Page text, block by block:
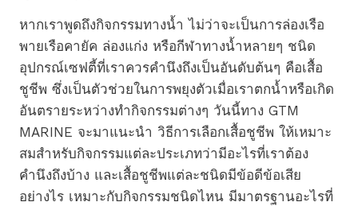
หากเราพูดถึงกิจกรรมทางน้ำ ไม่ว่าจะเป็นการล่องเรือ
พายเรือคายัค ล่องแก่ง หรือกีฬาทางน้ำหลายๆ ชนิด
อุปกรณ์เซฟตี้ที่เราควรคำนึงถึงเป็นอันดับต้นๆ คือเสื้อ
ชูชีพ ซึ่งเป็นตัวช่วยในการพยุงตัวเมื่อเราตกน้ำหรือเกิด
อันตรายระหว่างทำกิจกรรมต่างๆ วันนี้ทาง GTM
MARINE จะมาแนะนำ วิธีการเลือกเสื้อชูชีพ ให้เหมาะ
สมสำหรับกิจกรรมแต่ละประเภทว่ามีอะไรที่เราต้อง
คำนึงถึงบ้าง และเสื้อชูชีพแต่ละชนิดมีข้อดีข้อเสีย
อย่างไร เหมาะกับกิจกรรมชนิดไหน มีมาตรฐานอะไรที่